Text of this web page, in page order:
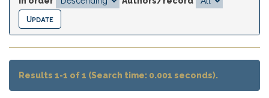
Results 1-1 of 1 (Search time: 0.001 seconds).